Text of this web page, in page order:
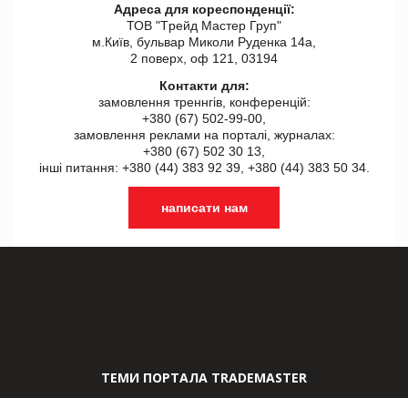
Адреса для кореспонденції:
ТОВ "Tрейд Мастер Груп"
м.Київ, бульвар Миколи Руденка 14а,
2 поверх, оф 121, 03194
Контакти для:
замовлення треннгів, конференцій:
+380 (67) 502-99-00,
замовлення реклами на порталі, журналах:
+380 (67) 502 30 13,
інші питання: +380 (44) 383 92 39, +380 (44) 383 50 34.
написати нам
ТЕМИ ПОРТАЛА TRADEMASTER